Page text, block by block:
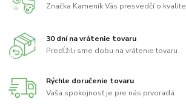
Značka Kameník Vás presvedčí o kvalite
30 dní na vrátenie tovaru
Predĺžili sme dobu na vrátenie tovaru
Rýchle doručenie tovaru
Vaša spokojnosť je pre nás prvoradá